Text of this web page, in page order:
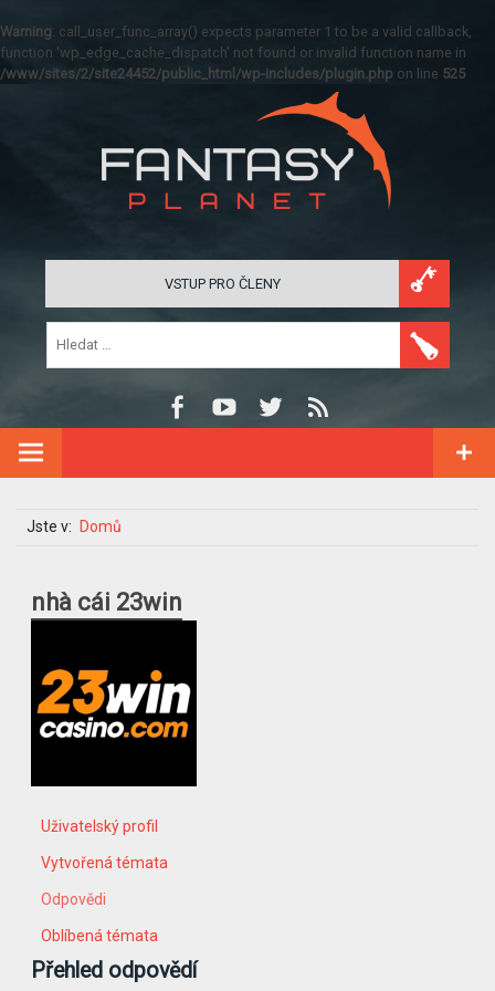
Warning: call_user_func_array() expects parameter 1 to be a valid callback,
function 'wp_edge_cache_dispatch' not found or invalid function name in
/www/sites/2/site24452/public_html/wp-includes/plugin.php on line 525
VSTUP PRO ČLENY
Jste v: Domů
nhà cái 23win
Uživatelský profil
Vytvořená témata
Odpovědi
Oblíbená témata
Přehled odpovědí